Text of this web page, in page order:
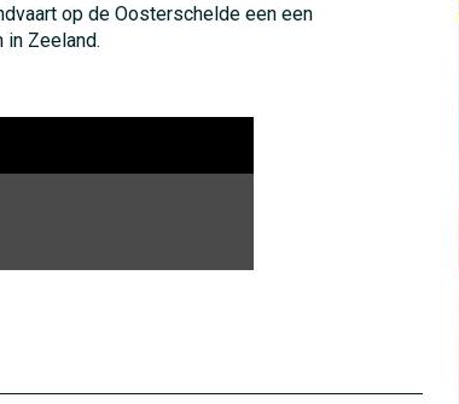
op de Oosterschelde een een
Zeeland.